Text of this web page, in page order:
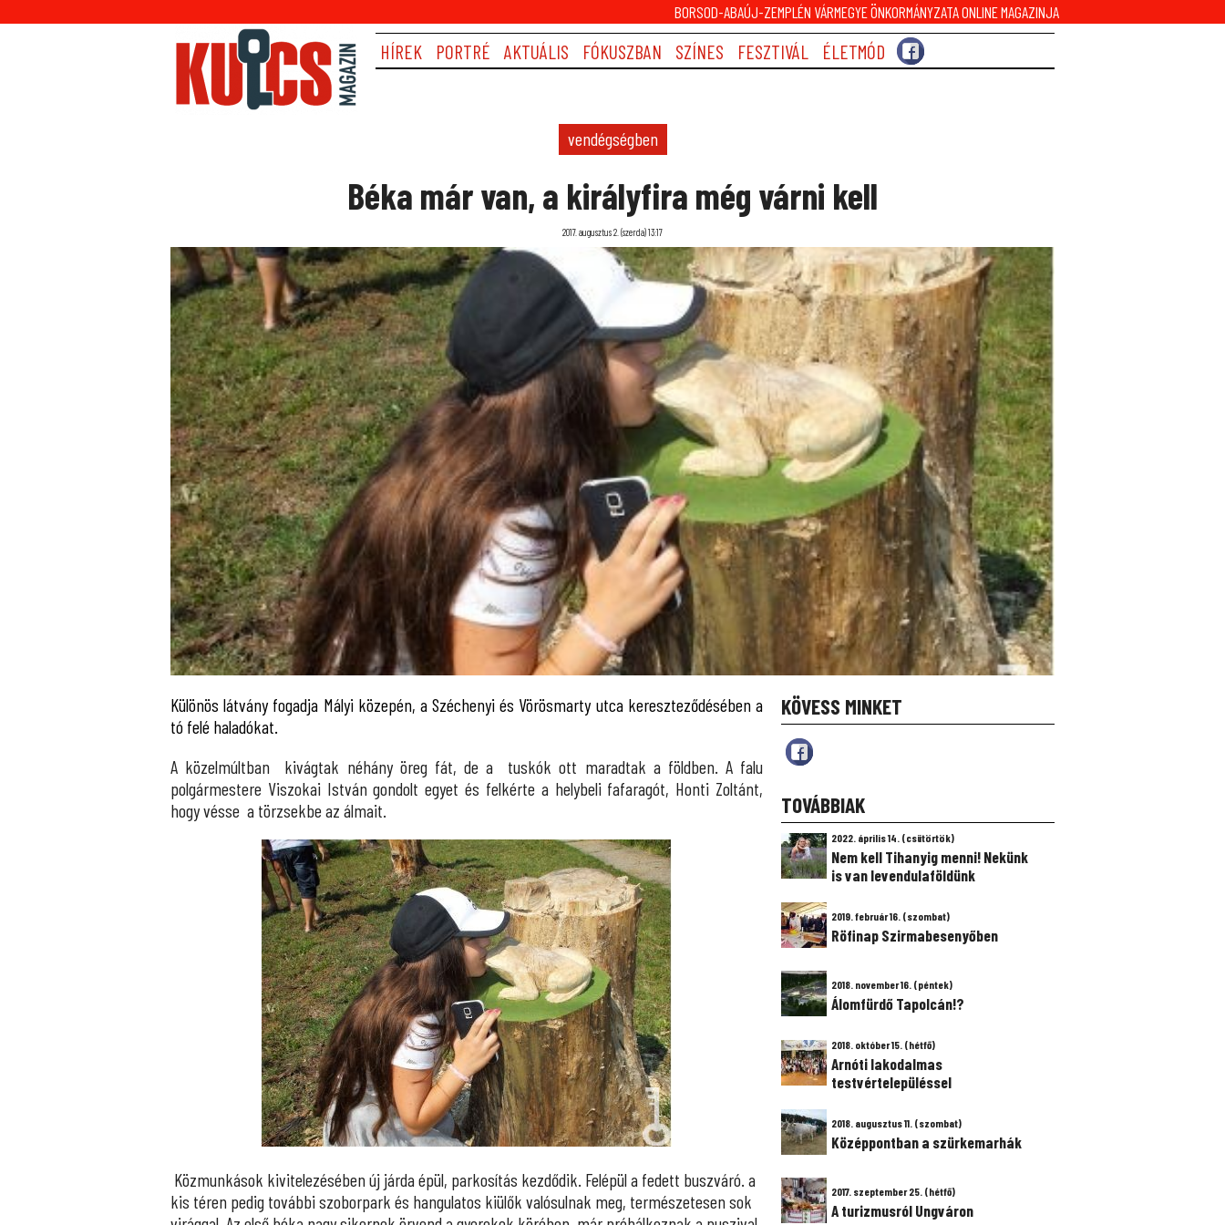
BORSOD-ABAÚJ-ZEMPLÉN VÁRMEGYE ÖNKORMÁNYZATA ONLINE MAGAZINJA
HÍREK PORTRÉ AKTUÁLIS FÓKUSZBAN SZÍNES FESZTIVÁL ÉLETMÓD
vendégségben
Béka már van, a királyfira még várni kell
2017. augusztus 2. (szerda) 13:17
Különös látvány fogadja Mályi közepén, a Széchenyi és Vörösmarty utca kereszteződésében a
tó felé haladókat.
A közelmúltban kivágtak néhány öreg fát, de a tuskók ott maradtak a földben. A falu
polgármestere Viszokai István gondolt egyet és felkérte a helybeli fafaragót, Honti Zoltánt,
hogy vésse a törzsekbe az álmait.
Közmunkások kivitelezésében új járda épül, parkosítás kezdődik. Felépül a fedett buszváró. a
kis téren pedig további szoborpark és hangulatos kiülők valósulnak meg, természetesen sok
KÖVESS MINKET
TOVÁBBIAK
2022. április 14. (csütörtök)
Nem kell Tihanyig menni! Nekünk
is van levendulaföldünk
2019. február 16. (szombat)
Röfinap Szirmabesenyőben
2018. november 16. (péntek)
Álomfürdő Tapolcán!?
2018. október 15. (hétfő)
Arnóti lakodalmas
testvértelepüléssel
2018. augusztus 11. (szombat)
Középpontban a szürkemarhák
2017. szeptember 25. (hétfő)
A turizmusról Ungváron